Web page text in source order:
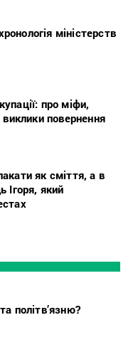
міністерств
про міфи,
виклики повернення
як сміття, а в
Ігоря, який
політв’язню?